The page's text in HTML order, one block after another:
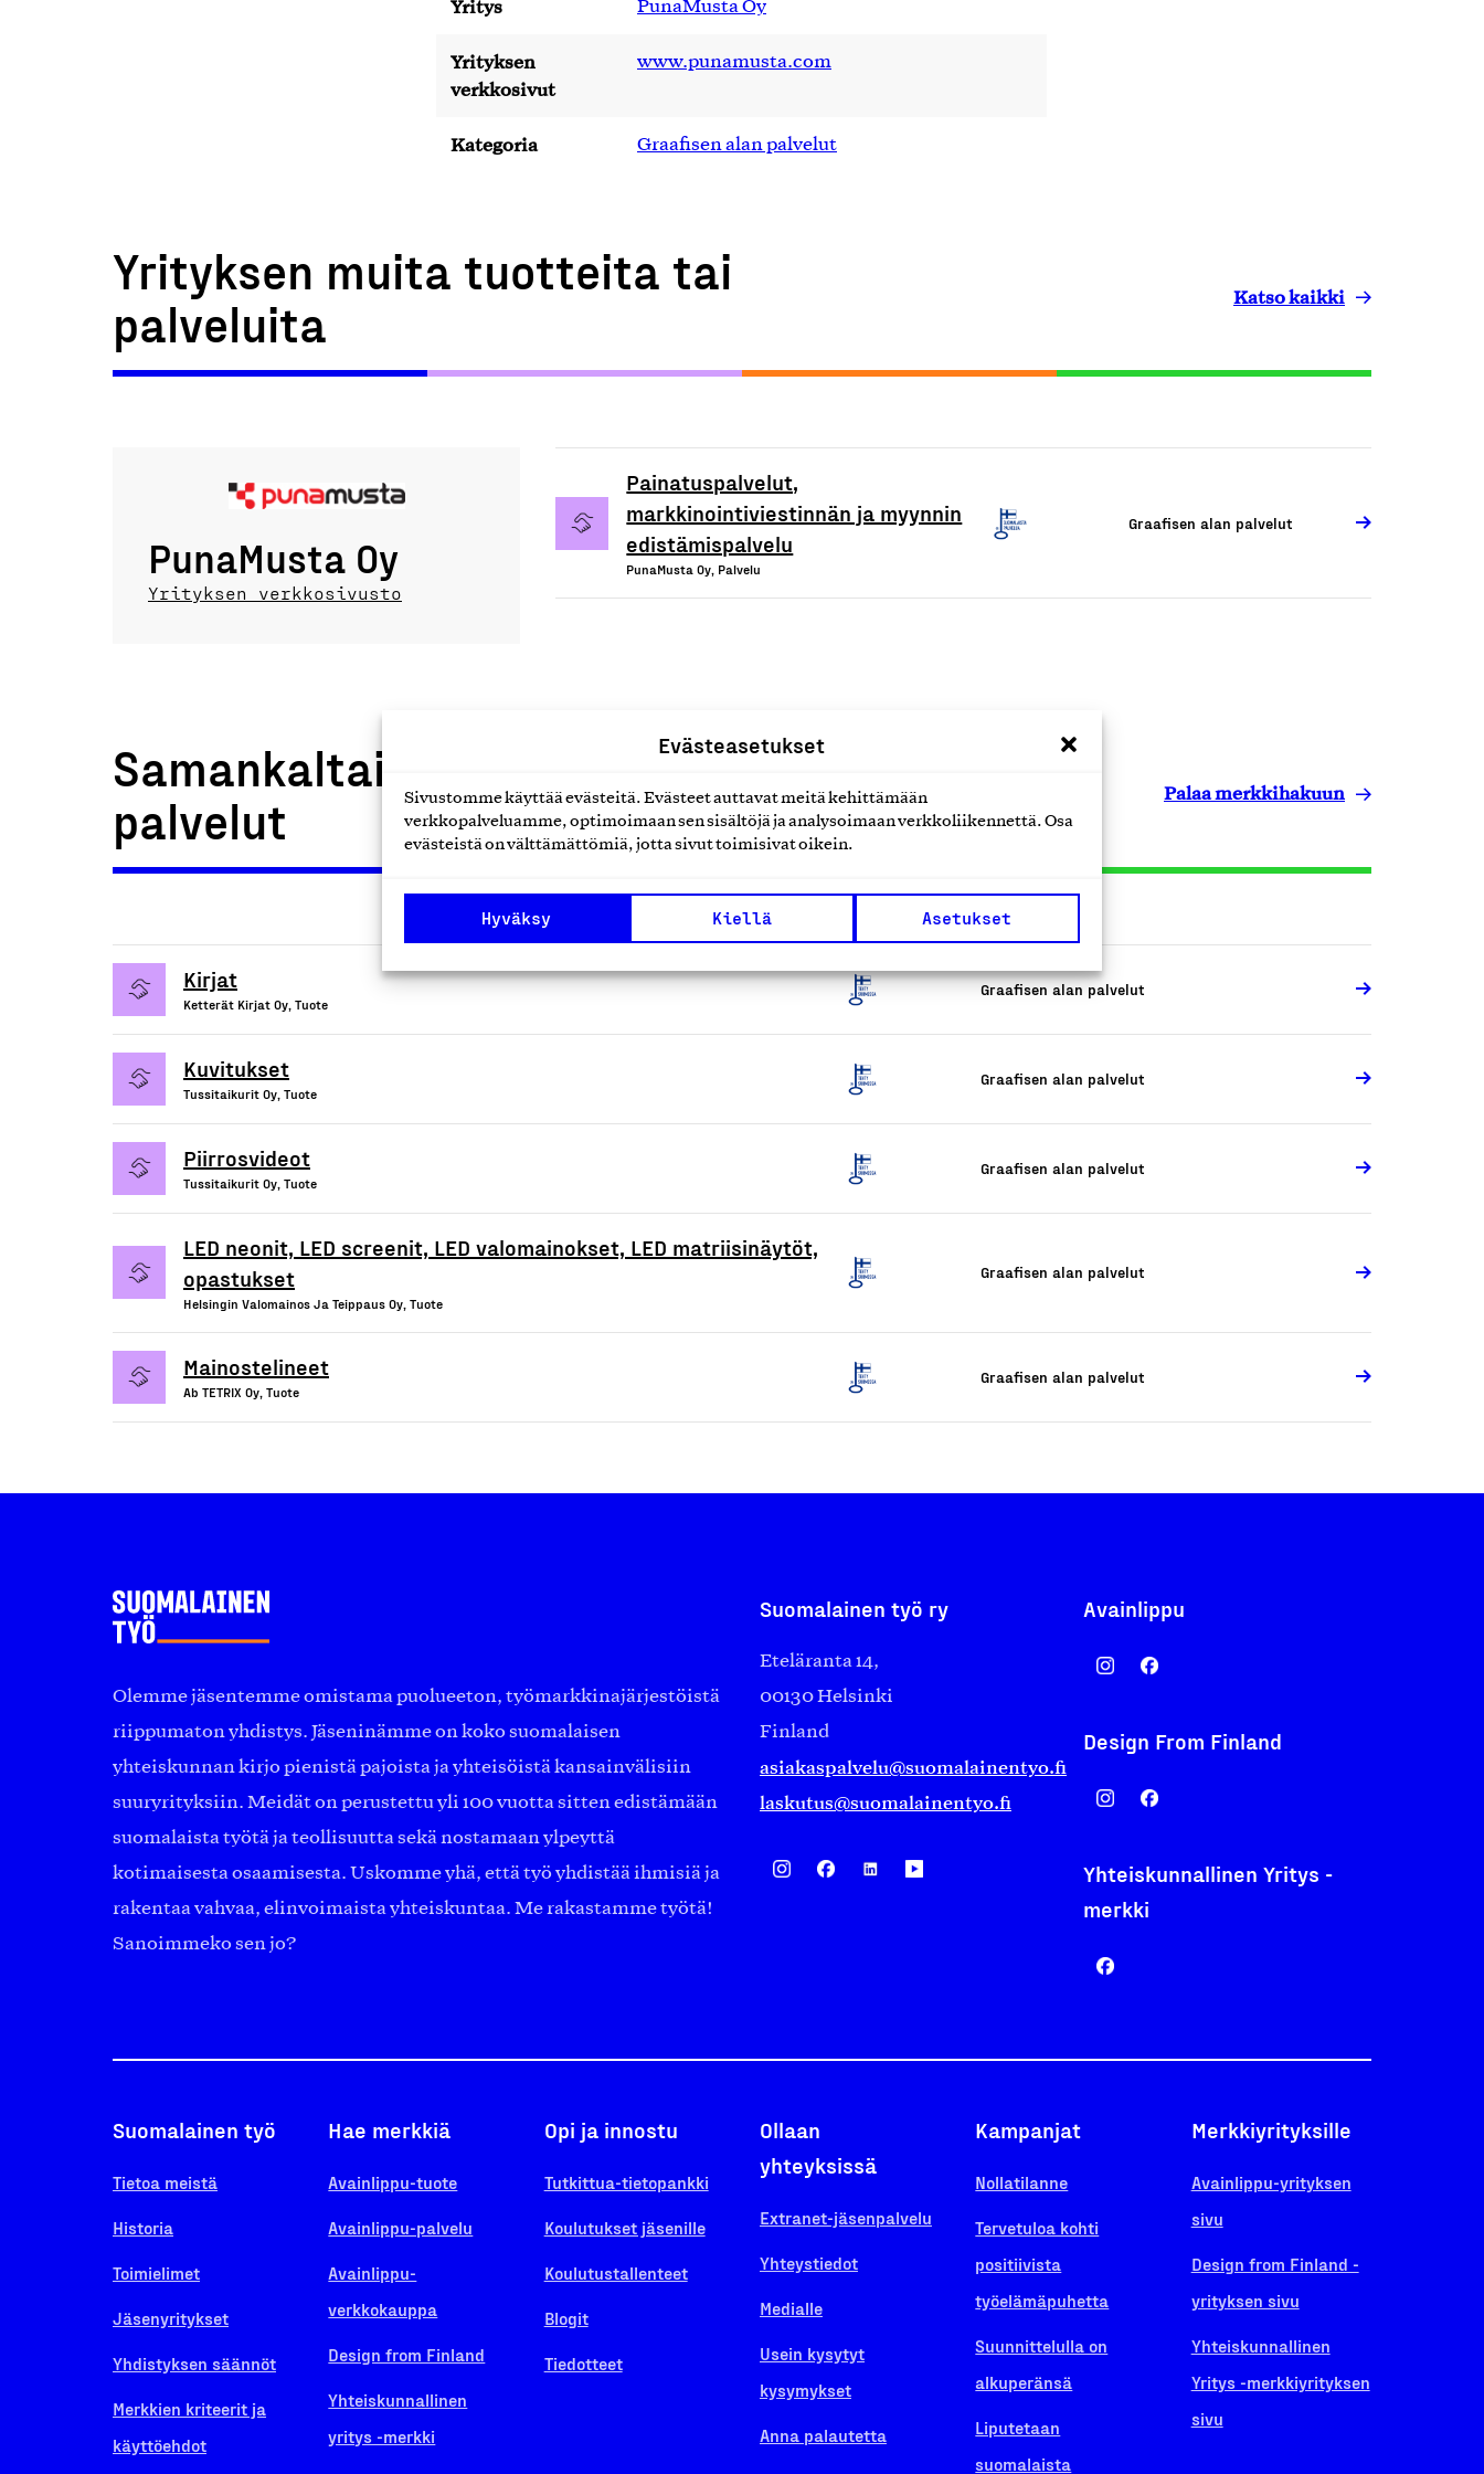
Evästeasetukset
Sivustomme käyttää evästeitä. Evästeet auttavat meitä kehittämään
verkkopalveluamme, optimoimaan sen sisältöjä ja analysoimaan verkkoliikennettä. Osa
evästeistä on välttämättömiä, jotta sivut toimisivat oikein.
Hyväksy Kiellä Asetukset
Yritys PunaMusta Oy
Yrityksen
verkkosivut
www.punamusta.com
Kategoria Graafisen alan palvelut
Yrityksen muita tuotteita tai
palveluita
Katso kaikki
PunaMusta Oy
Yrityksen verkkosivusto
Painatuspalvelut,
markkinointiviestinnän ja myynnin
edistämispalvelu
PunaMusta Oy, Palvelu
Graafisen alan palvelut
Samankaltaiset tuotteet tai
palvelut
Palaa merkkihakuun
Kirjat
Ketterät Kirjat Oy, Tuote
Graafisen alan palvelut
Kuvitukset
Tussitaikurit Oy, Tuote
Graafisen alan palvelut
Piirrosvideot
Tussitaikurit Oy, Tuote
Graafisen alan palvelut
LED neonit, LED screenit, LED valomainokset, LED matriisinäytöt,
opastukset
Helsingin Valomainos Ja Teippaus Oy, Tuote
Graafisen alan palvelut
Mainostelineet
Ab TETRIX Oy, Tuote
Graafisen alan palvelut
Olemme jäsentemme omistama puolueeton, työmarkkinajärjestöistä
riippumaton yhdistys. Jäseninämme on koko suomalaisen
yhteiskunnan kirjo pienistä pajoista ja yhteisöistä kansainvälisiin
suuryrityksiin. Meidät on perustettu yli 100 vuotta sitten edistämään
suomalaista työtä ja teollisuutta sekä nostamaan ylpeyttä
kotimaisesta osaamisesta. Uskomme yhä, että työ yhdistää ihmisiä ja
rakentaa vahvaa, elinvoimaista yhteiskuntaa. Me rakastamme työtä!
Sanoimmeko sen jo?
Suomalainen työ ry
Eteläranta 14,
00130 Helsinki
Finland
asiakaspalvelu@suomalainentyo.fi
laskutus@suomalainentyo.fi
Avainlippu
Design From Finland
Yhteiskunnallinen Yritys -
merkki
Suomalainen työ
Tietoa meistä
Historia
Toimielimet
Jäsenyritykset
Yhdistyksen säännöt
Merkkien kriteerit ja
käyttöehdot
Hae merkkiä
Avainlippu-tuote
Avainlippu-palvelu
Avainlippu-
verkkokauppa
Design from Finland
Yhteiskunnallinen
yritys -merkki
Opi ja innostu
Tutkittua-tietopankki
Koulutukset jäsenille
Koulutustallenteet
Blogit
Tiedotteet
Ollaan
yhteyksissä
Extranet-jäsenpalvelu
Yhteystiedot
Medialle
Usein kysytyt
kysymykset
Anna palautetta
Kampanjat
Nollatilanne
Tervetuloa kohti
positiivista
työelämäpuhetta
Suunnittelulla on
alkuperänsä
Liputetaan
suomalaista
Merkkiyrityksille
Avainlippu-yrityksen
sivu
Design from Finland -
yrityksen sivu
Yhteiskunnallinen
Yritys -merkkiyrityksen
sivu